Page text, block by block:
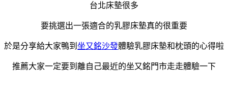
台北床墊很多
要挑選出一張適合的乳膠床墊真的很重要
於是分享給大家鴨到 坐又銘沙發體驗乳膠床墊和枕頭的心得啦
推薦大家一定要到離自己最近的坐又銘門市走走體驗一下